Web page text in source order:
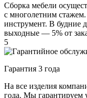
Сборка мебели
с многолетним
инструмент. В будние
выходные — 5% от
5
Гарантия 3 года
На все изделия
года. Мы гарантируем